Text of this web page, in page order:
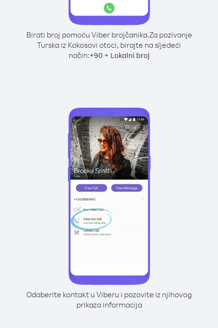
Birati broj pomoću Viber brojčanika.Za pozivanje
Turska iz Kokosovi otoci, birajte na sljedeći
način:+90+ Lokalni broj
Odaberite kontakt u Viberu i pozovite iz njihovog
prikaza informacija